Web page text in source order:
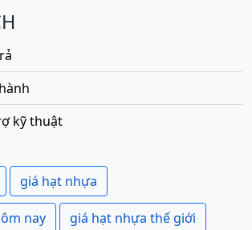
kỹ thuật
giá hạt nhựa
nay giá hạt nhựa thế giới